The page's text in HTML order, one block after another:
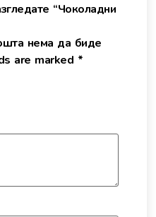
“Чоколадни
нема да биде
are marked *